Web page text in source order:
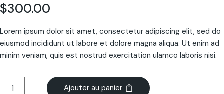
$300.00
Lorem ipsum dolor sit amet, consectetur adipiscing elit, sed do
eiusmod incididunt ut labore et dolore magna aliqua. Ut enim ad
minim veniam, quis est nostrud exercitation ulamco laboris nisi.
Ajouter au panier